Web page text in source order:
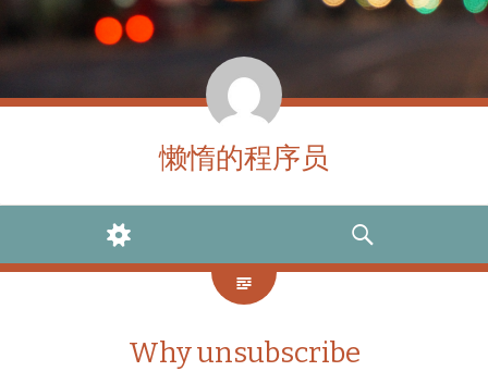
懒惰的程序员
WIDGETS
SEARCH
Why unsubscribe